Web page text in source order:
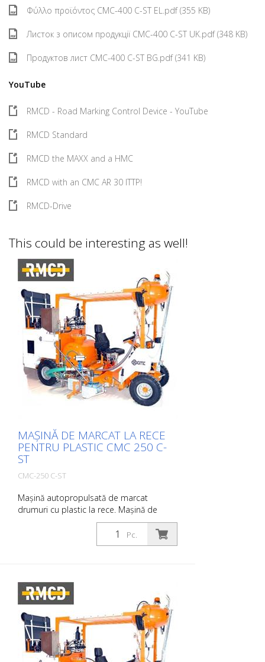
Φύλλο προϊόντος CMC-400 C-ST EL.pdf (355 KB)
Листок з описом продукції CMC-400 C-ST UK.pdf (348 KB)
Продуктов лист CMC-400 C-ST BG.pdf (341 KB)
YouTube
RMCD - Road Marking Control Device - YouTube
RMCD Standard
RMCD the MAXX and a HMC
RMCD with an CMC AR 30 ITTP!
RMCD-Drive
This could be interesting as well!
MAȘINĂ DE MARCAT LA RECE
PENTRU PLASTIC CMC 250 C-
ST
CMC-250 C-ST
Mașină autopropulsată de marcat
drumuri cu plastic la rece. Mașină de
marcat drumuri din plastic la rece cu
tracțiune animală, foarte productivă. În
funcție de echipament, se pot aplica linii
etapa IIIa. - răcit cu apă - Alternator
pentru încărcarea bateriei Lumină de
lucru, indicator de direcție și lumină
rotativă Panou luminos cu săgeți
direcționale și două blițuri cu halogen
Acționare hidraulică cu: - 2 motoare
cuplate direct la roțile din spate - Frână
Pc.